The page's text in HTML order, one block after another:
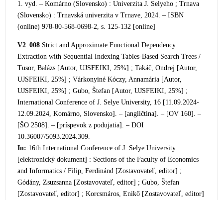
1. vyd. – Komárno (Slovensko) : Univerzita J. Selyeho ; Trnava
(Slovensko) : Trnavská univerzita v Trnave, 2024. – ISBN
(online) 978-80-568-0698-2, s. 125-132 [online]
V2_008 Strict and Approximate Functional Dependency
Extraction with Sequential Indexing Tables-Based Search Trees /
Tusor, Balázs [Autor, UJSFEIKI, 25%] ; Takáč, Ondrej [Autor,
UJSFEIKI, 25%] ; Várkonyiné Kóczy, Annamária [Autor,
UJSFEIKI, 25%] ; Gubo, Štefan [Autor, UJSFEIKI, 25%] ;
International Conference of J. Selye University, 16 [11.09.2024-
12.09.2024, Komárno, Slovensko]. – [angličtina]. – [OV 160]. –
[ŠO 2508]. – [príspevok z podujatia]. – DOI
10.36007/5093.2024.309.
In: 16th International Conference of J. Selye University
[elektronický dokument] : Sections of the Faculty of Economics
and Informatics / Filip, Ferdinánd [Zostavovateľ, editor] ;
Gódány, Zsuzsanna [Zostavovateľ, editor] ; Gubo, Štefan
[Zostavovateľ, editor] ; Korcsmáros, Enikő [Zostavovateľ, editor]